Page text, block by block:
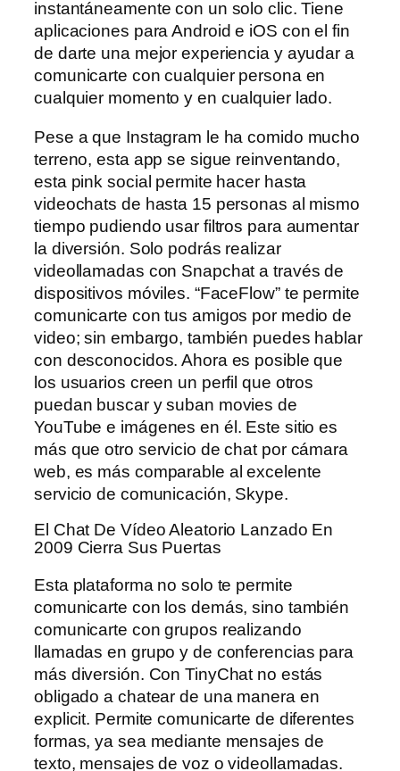
instantáneamente con un solo clic. Tiene
aplicaciones para Android e iOS con el fin
de darte una mejor experiencia y ayudar a
comunicarte con cualquier persona en
cualquier momento y en cualquier lado.
Pese a que Instagram le ha comido mucho
terreno, esta app se sigue reinventando,
esta pink social permite hacer hasta
videochats de hasta 15 personas al mismo
tiempo pudiendo usar filtros para aumentar
la diversión. Solo podrás realizar
videollamadas con Snapchat a través de
dispositivos móviles. “FaceFlow” te permite
comunicarte con tus amigos por medio de
video; sin embargo, también puedes hablar
con desconocidos. Ahora es posible que
los usuarios creen un perfil que otros
puedan buscar y suban movies de
YouTube e imágenes en él. Este sitio es
más que otro servicio de chat por cámara
web, es más comparable al excelente
servicio de comunicación, Skype.
El Chat De Vídeo Aleatorio Lanzado En
2009 Cierra Sus Puertas
Esta plataforma no solo te permite
comunicarte con los demás, sino también
comunicarte con grupos realizando
llamadas en grupo y de conferencias para
más diversión. Con TinyChat no estás
obligado a chatear de una manera en
explicit. Permite comunicarte de diferentes
formas, ya sea mediante mensajes de
texto, mensajes de voz o videollamadas.